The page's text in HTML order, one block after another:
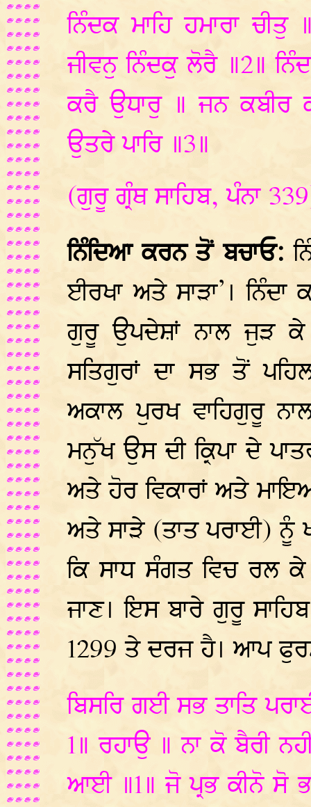
ਨਿੰਦਕ ਮਾਹਿ ਹਮਾਰਾ
ਜੀਵਨੁ ਨਿੰਦਕੁ ਲੋਰੈ ॥2॥
ਕਰੈ ਉਧਾਰੁ ॥ ਜਨ ਕਬੀਰ
ਉਤਰੇ ਪਾਰਿ ॥3॥
(ਗੁਰੂ ਗ੍ਰੰਥ ਸਾਹਿਬ, ਪੰਨਾ
ਨਿੰਦਿਆ ਕਰਨ ਤੋਂ ਬਚਾਓ:
ਈਰਖਾ ਅਤੇ ਸਾੜਾ’।
ਗੁਰੂ ਉਪਦੇਸ਼ਾਂ ਨਾਲ ਜੁੜ ਕੇ
ਸਤਿਗੁਰਾਂ ਦਾ ਸਭ ਤੋਂ
ਅਕਾਲ ਪੁਰਖ ਵਾਹਿਗੁਰੂ
ਮਨੁੱਖ ਉਸ ਦੀ ਕ੍ਰਿਪਾ ਦੇ
ਅਤੇ ਹੋਰ ਵਿਕਾਰਾਂ ਅਤੇ
ਅਤੇ ਸਾੜੇ (ਤਾਤ ਪਰਾਈ)
ਕਿ ਸਾਧ ਸੰਗਤ ਵਿਚ ਰਲ
ਜਾਣ। ਇਸ ਬਾਰੇ ਗੁਰੂ
1299 ਤੇ ਦਰਜ ਹੈ। ਆਪ
ਬਿਸਰਿ ਗਈ ਸਭ ਤਾਤਿ
1॥ ਰਹਾਉ ॥ ਨਾ ਕੋ ਬੈਰੀ
ਆਈ ॥1॥ ਜੋ ਪ੍ਰਭ ਕੀਨੋ ਸੋ